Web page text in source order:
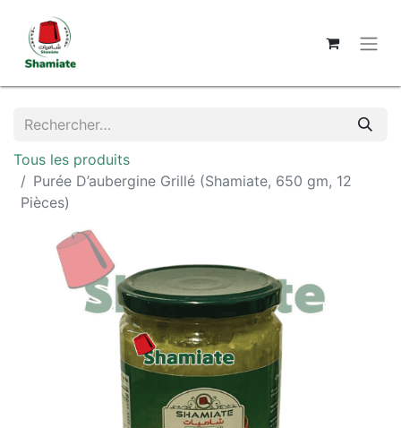
Tous les produits
Purée D’aubergine Grillé (Shamiate, 650 gm, 12
Pièces)